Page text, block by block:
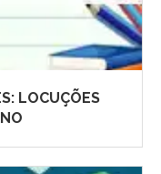
LOCUÇÕES